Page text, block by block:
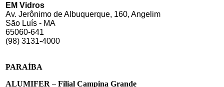
EM Vidros
Av. Jerônimo de Albuquerque, 160, Angelim
São Luís - MA
65060-641
(98) 3131-4000
PARAÍBA
ALUMIFER – Filial Campina Grande